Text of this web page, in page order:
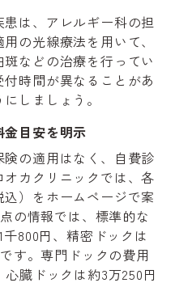
は、アレルギー科の担
の光線療法を用いて、
などの治療を行ってい
時間が異なることがあ
しましょう。
目安を明示
の適用はなく、自費診
カクリニックでは、各
）をホームページで案
の情報では、標準的な
千800円、精密ドックは
す。専門ドックの費用
臓ドックは約3万250円